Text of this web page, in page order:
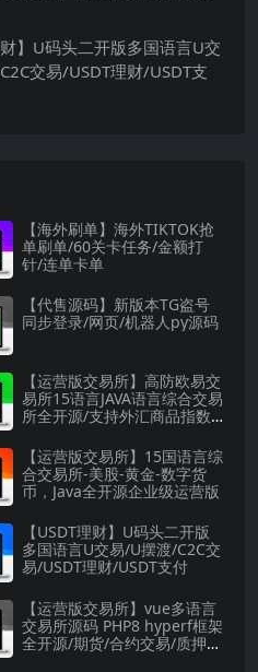
财】U码头二开版多国语言U交
交易/USDT理财/USDT支
【海外刷单】海外TIKTOK抢
单刷单/60关卡任务/金额打
针/连单卡单
【代售源码】新版本TG盗号
同步登录/网页/机器人py源码
【运营版交易所】高防欧易交
易所15语言JAVA语言综合交易
所全开源/支持外汇商品指数
【运营版交易所】15国语言综
合交易所-美股-黄金-数字货
币，Java全开源企业级运营版
【USDT理财】U码头二开版
多国语言U交易/U摆渡/C2C交
易/USDT理财/USDT支付
【运营版交易所】vue多语言
交易所源码 PHP8 hyperf框架
全开源/期货/合约交易/质押生